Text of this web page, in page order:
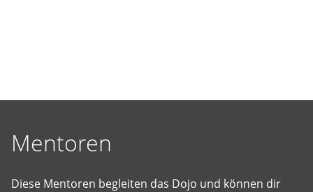
zu
Mentoren
Diese Mentoren begleiten das Dojo und können dir